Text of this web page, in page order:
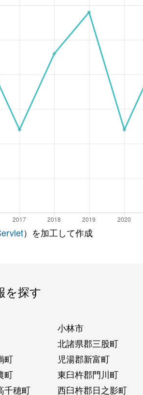
）を加工して作成
を探す
小林市
北諸県郡三股町
町
児湯郡新富町
町
東臼杵郡門川町
千穂町 西臼杵郡日之影町